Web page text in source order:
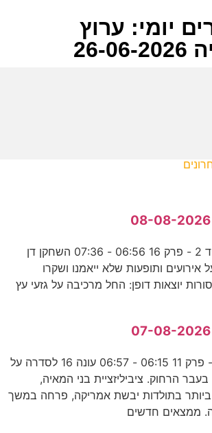
יומי: ערוץ
לא ייאמן עם דן אקרויד 2 - פרק 16 06:56 - 07:36 השחקן דן
ותופעות שלא ייאמנו ושקרו
פרק 16: מסורות יוצאות דופן: החל מרכיבה על גזעי עץ
חייזרים מן העבר 16 - פרק 11 06:15 - 06:57 עונה 16 לסדרה על
הרחוק. ציביליזציית בני המאיה,
בתולדות יבשת אמריקה, פרחה במשך